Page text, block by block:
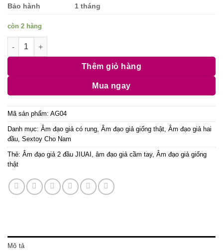
Bảo hành 1 tháng
còn 2 hàng
Âm đạo giả 2 đầu JIUAI pin sạc có rung và tiếng rên cực
Thêm giỏ hàng
Mua ngay
Mã sản phẩm: AG04
Danh mục: Âm đạo giả có rung, Âm đạo giả giống thật, Âm đạo giả hai
đầu, Sextoy Cho Nam
Thẻ: Âm đạo giả 2 đầu JIUAI , âm đạo giả cầm tay, Âm đạo giả giống
thật
Mô tả